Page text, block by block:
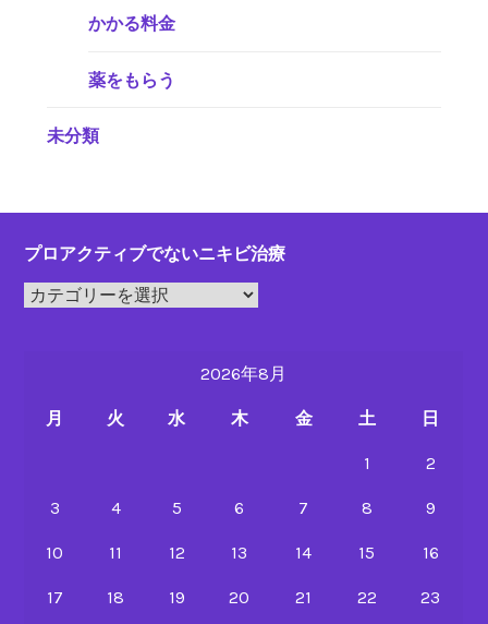
かかる料金
薬をもらう
未分類
プロアクティブでないニキビ治療
プ
2026年8月
月 火 水 木 金 土 日
1 2
3 4 5 6 7 8 9
10 11 12 13 14 15 16
17 18 19 20 21 22 23